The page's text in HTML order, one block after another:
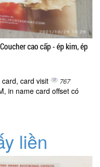
cao cấp - ép kim, ép
card visit 767
in name card offset có
liền